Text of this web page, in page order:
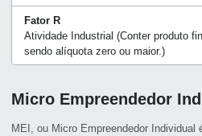
Fator R
Atividade Industrial (Conter produto
sendo alíquota zero ou maior.)
Micro Empreendedor
MEI, ou Micro Empreendedor Individual